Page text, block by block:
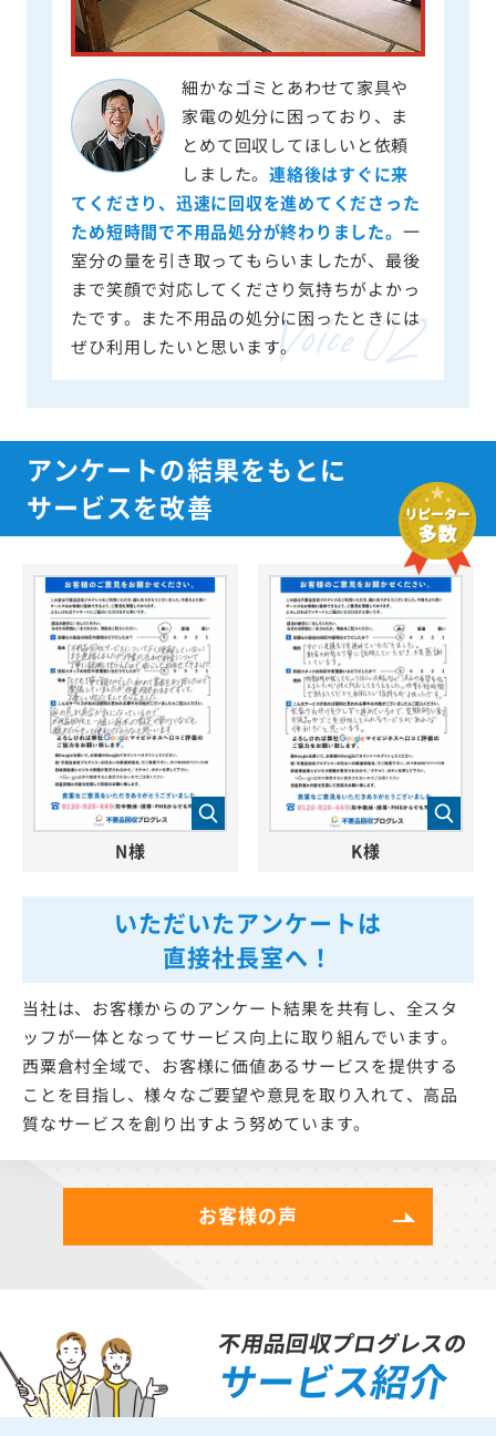
細かなゴミとあわせて家具や
家電の処分に困っており、ま
とめて回収してほしいと依頼
しました。連絡後はすぐに来
てくださり、迅速に回収を進めてくださった
ため短時間で不用品処分が終わりました。 一
室分の量を引き取ってもらいましたが、最後
まで笑顔で対応してくださり気持ちがよかっ
たです。また不用品の処分に困ったときには
ぜひ利用したいと思います。
アンケートの結果をもとに
サービスを改善
いただいたアンケートは
直接社長室へ！
当社は、お客様からのアンケート結果を共有し、全スタ
ッフが一体となってサービス向上に取り組んでいます。
西粟倉村全域で、お客様に価値あるサービスを提供する
ことを目指し、様々なご要望や意見を取り入れて、高品
質なサービスを創り出すよう努めています。
N様 K様
お客様の声
不用品回収プログレスの
サービス紹介